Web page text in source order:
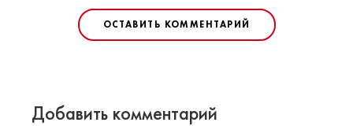
ОСТАВИТЬ КОММЕНТАРИЙ
Добавить комментарий